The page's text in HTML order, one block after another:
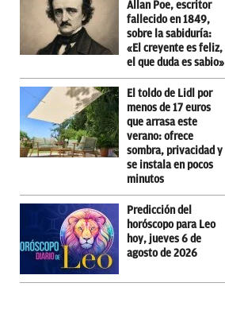
Allan Poe, escritor
fallecido en 1849,
sobre la sabiduría:
«El creyente es feliz,
el que duda es sabio»
El toldo de Lidl por
menos de 17 euros
que arrasa este
verano: ofrece
sombra, privacidad y
se instala en pocos
minutos
Predicción del
horóscopo para Leo
hoy, jueves 6 de
agosto de 2026